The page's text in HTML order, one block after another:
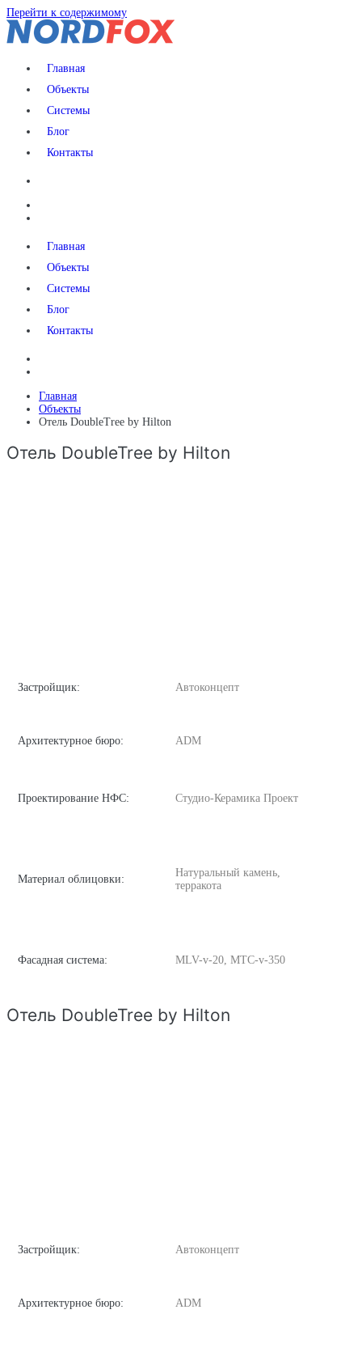
Перейти к содержимому
NORDFOXГлавная
Объекты
Системы
Блог
Контакты
Главная
Объекты
Системы
Блог
Контакты
Главная
Объекты
Отель DoubleTree by Hilton
Отель DoubleTree by Hilton
Застройщик: Автоконцепт
Архитектурное бюро: ADM
Проектирование НФС: Студио-Керамика Проект
Материал облицовки:
Натуральный камень,
терракота
Фасадная система: MLV-v-20, MTC-v-350
Отель DoubleTree by Hilton
Застройщик: Автоконцепт
Архитектурное бюро: ADM